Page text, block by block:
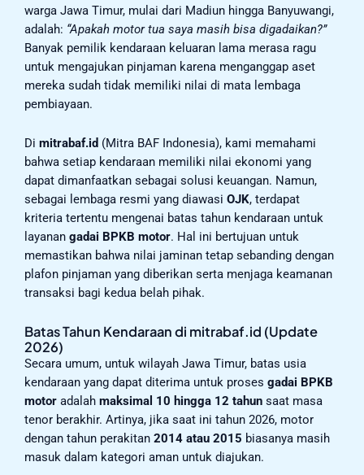
warga Jawa Timur, mulai dari Madiun hingga Banyuwangi,
adalah: “Apakah motor tua saya masih bisa digadaikan?”
Banyak pemilik kendaraan keluaran lama merasa ragu
untuk mengajukan pinjaman karena menganggap aset
mereka sudah tidak memiliki nilai di mata lembaga
pembiayaan.
Di mitrabaf.id (Mitra BAF Indonesia), kami memahami
bahwa setiap kendaraan memiliki nilai ekonomi yang
dapat dimanfaatkan sebagai solusi keuangan. Namun,
sebagai lembaga resmi yang diawasi OJK, terdapat
kriteria tertentu mengenai batas tahun kendaraan untuk
layanan gadai BPKB motor. Hal ini bertujuan untuk
memastikan bahwa nilai jaminan tetap sebanding dengan
plafon pinjaman yang diberikan serta menjaga keamanan
transaksi bagi kedua belah pihak.
Batas Tahun Kendaraan di mitrabaf.id (Update
2026)
Secara umum, untuk wilayah Jawa Timur, batas usia
kendaraan yang dapat diterima untuk proses gadai BPKB
motor adalah maksimal 10 hingga 12 tahun saat masa
tenor berakhir. Artinya, jika saat ini tahun 2026, motor
dengan tahun perakitan 2014 atau 2015 biasanya masih
masuk dalam kategori aman untuk diajukan.